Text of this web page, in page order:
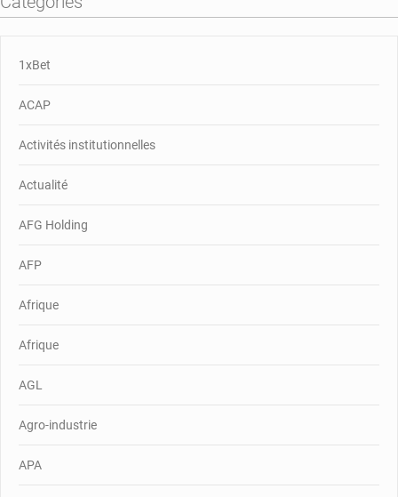
1xBet
ACAP
Activités institutionnelles
Actualité
AFG Holding
AFP
Afrique
Afrique
AGL
Agro-industrie
APA